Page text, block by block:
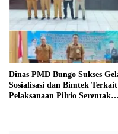
Dinas PMD Bungo Sukses
Sosialisasi dan Bimtek Terkait
Pelaksanaan Pilrio Serentak